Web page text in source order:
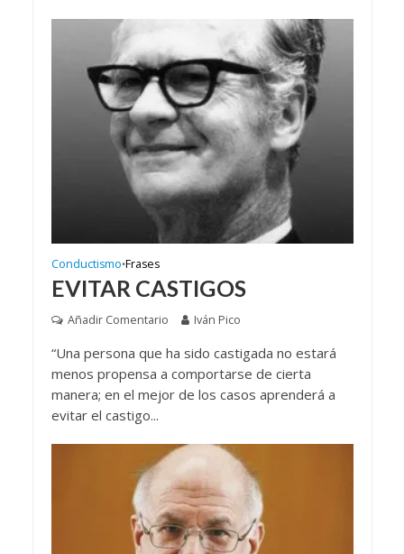
Conductismo•Frases
EVITAR CASTIGOS
Añadir Comentario Iván Pico
“Una persona que ha sido castigada no estará
menos propensa a comportarse de cierta
manera; en el mejor de los casos aprenderá a
evitar el castigo...